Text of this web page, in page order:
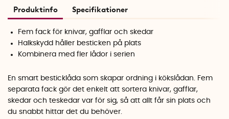
Produktinfo Specifikationer
Fem fack för knivar, gafflar och skedar
Halkskydd håller besticken på plats
Kombinera med fler lådor i serien
En smart besticklåda som skapar ordning i kökslådan. Fem
separata fack gör det enkelt att sortera knivar, gafflar,
skedar och teskedar var för sig, så att allt får sin plats och
du snabbt hittar det du behöver.